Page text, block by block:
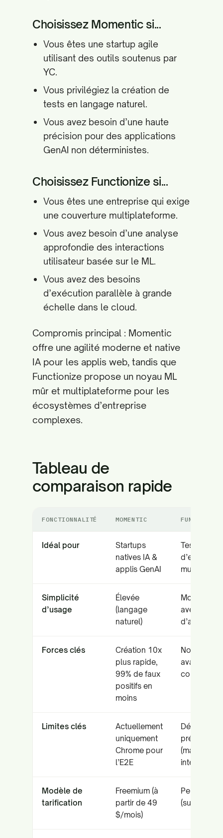
Choisissez Momentic si...
Vous êtes une startup agile
utilisant des outils soutenus par
YC.
Vous privilégiez la création de
tests en langage naturel.
Vous avez besoin d’une haute
précision pour des applications
GenAI non déterministes.
Choisissez Functionize si...
Vous êtes une entreprise qui exige
une couverture multiplateforme.
Vous avez besoin d’une analyse
approfondie des interactions
utilisateur basée sur le ML.
Vous avez des besoins
d’exécution parallèle à grande
échelle dans le cloud.
Compromis principal : Momentic
offre une agilité moderne et native
IA pour les applis web, tandis que
Functionize propose un noyau ML
mûr et multiplateforme pour les
écosystèmes d’entreprise
complexes.
Tableau de
comparaison rapide
FONCTIONNALITÉ MOMENTIC
Idéal pour
Startups
natives IA &
applis GenAI
Tests
d’entreprise
Simplicité
d’usage
Élevée
(langage
naturel)
Modérée
avec
Forces clés
Création 10x
plus rapide,
99% de faux
positifs en
moins
Noyau IA/
avancé,
couverture
Limites clés
Actuellement
uniquement
Chrome pour
l’E2E
Dépend de
précision
(mauvaises
Modèle de
tarification
Freemium (à
partir de 49
$/mois)
(sur devis)